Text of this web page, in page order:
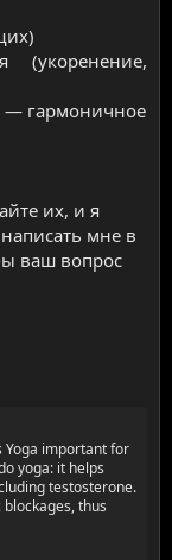
(укоренение,
— гармоничное
их, и я
мне в
ваш вопрос
Yoga important for
yoga: it helps
testosterone.
thus